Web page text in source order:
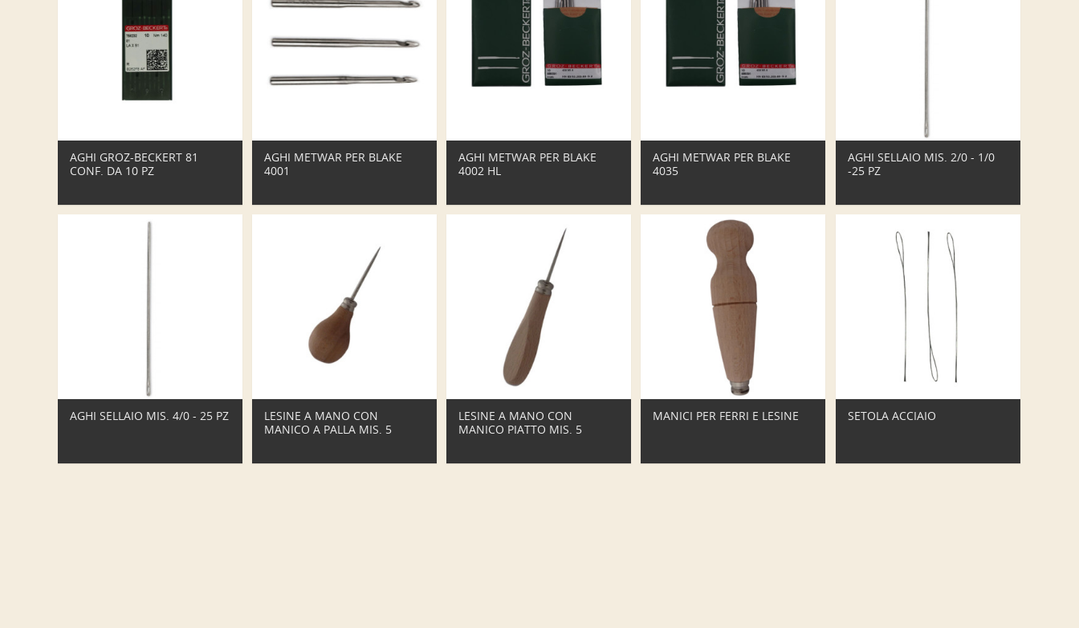
AGHI GROZ-BECKERT 81
CONF. DA 10 PZ
AGHI METWAR PER BLAKE
4001
AGHI METWAR PER BLAKE
4002 HL
AGHI METWAR PER BLAKE
4035
AGHI SELLAIO MIS. 2/0 - 1/0
-25 PZ
AGHI SELLAIO MIS. 4/0 - 25 PZ
LESINE A MANO CON
MANICO A PALLA MIS. 5
LESINE A MANO CON
MANICO PIATTO MIS. 5
MANICI PER FERRI E LESINE SETOLA ACCIAIO